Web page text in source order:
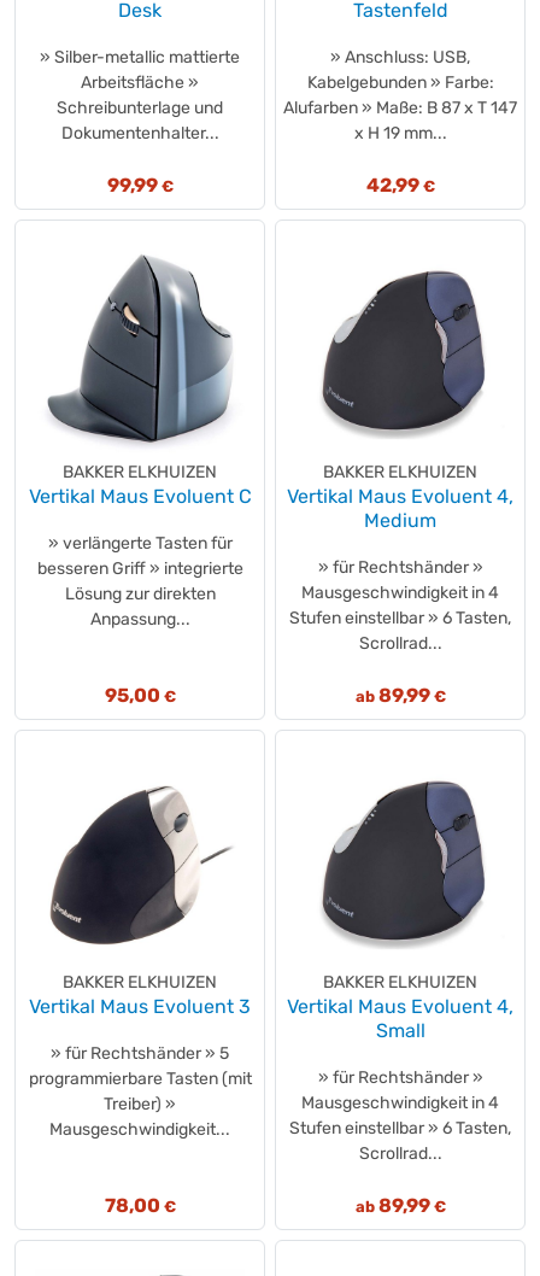
Desk
» Silber-metallic mattierte
Arbeitsfläche »
Schreibunterlage und
Dokumentenhalter...
99,99€
Tastenfeld
» Anschluss: USB,
Kabelgebunden » Farbe:
Alufarben » Maße: B 87 x T 147
x H 19 mm...
42,99€
BAKKER ELKHUIZEN
Vertikal Maus Evoluent C
» verlängerte Tasten für
besseren Griff » integrierte
Lösung zur direkten
Anpassung...
95,00 €
BAKKER ELKHUIZEN
Vertikal Maus Evoluent 4,
Medium
» für Rechtshänder »
Mausgeschwindigkeit in 4
Stufen einstellbar » 6 Tasten,
Scrollrad...
ab 89,99€
BAKKER ELKHUIZEN
Vertikal Maus Evoluent 3
» für Rechtshänder » 5
programmierbare Tasten (mit
Treiber) »
Mausgeschwindigkeit...
78,00 €
BAKKER ELKHUIZEN
Vertikal Maus Evoluent 4,
Small
» für Rechtshänder »
Mausgeschwindigkeit in 4
Stufen einstellbar » 6 Tasten,
Scrollrad...
ab 89,99€